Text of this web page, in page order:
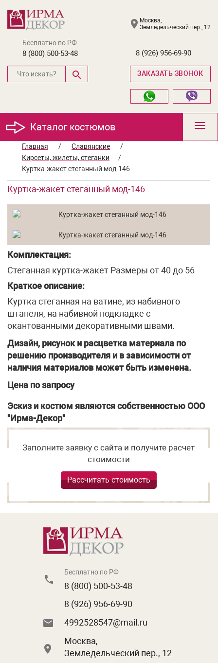
Москва,
Земледельческий пер., 12
Бесплатно по РФ
8 (800) 500-53-48 8 (926) 956-69-90
ЗАКАЗАТЬ ЗВОНОК
Каталог костюмов
Главная
/ Славянские
/
Кирсеты, жилеты, стеганки
/
Куртка-жакет стеганный мод-146
Куртка-жакет стеганный мод-146
Комплектация:
Стеганная куртка-жакет Размеры от 40 до 56
Краткое описание:
Куртка стеганная на ватине, из набивного
штапеля, на набивной подкладке с
окантованными декоративными швами.
Дизайн, рисунок и расцветка материала по
решению производителя и в зависимости от
наличия материалов может быть изменена.
Цена по запросу
Эскиз и костюм являются собственностью ООО
"Ирма-Декор"
Заполните заявку с сайта и получите расчет
стоимости
Рассчитать стоимость
Бесплатно по РФ
8 (800) 500-53-48
8 (926) 956-69-90
4992528547@mail.ru
Москва,
Земледельческий пер., 12